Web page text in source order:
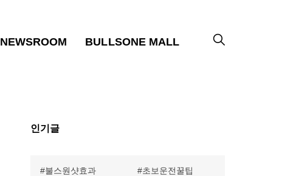
NEWSROOM BULLSONE MALL
인기글
불스원샷효과 초보운전꿀팁